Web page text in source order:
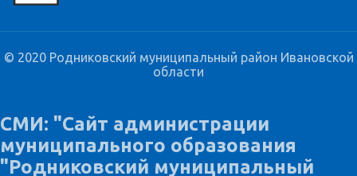
© 2020 Родниковский муниципальный район Ивановской
области
СМИ: "Сайт администрации
муниципального образования
"Родниковский муниципальный